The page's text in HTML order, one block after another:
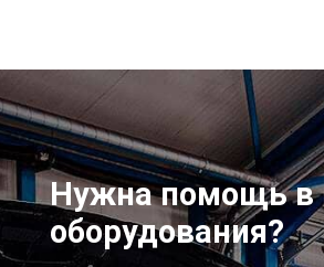
Нужна помощь в
оборудования?